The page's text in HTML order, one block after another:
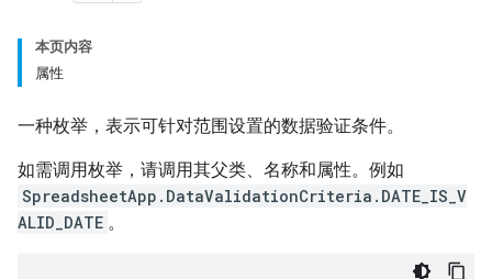
本页内容
属性
一种枚举，表示可针对范围设置的数据验证条件。
如需调用枚举，请调用其父类、名称和属性。例如
SpreadsheetApp.DataValidationCriteria.DATE_IS_V
ALID_DATE 。